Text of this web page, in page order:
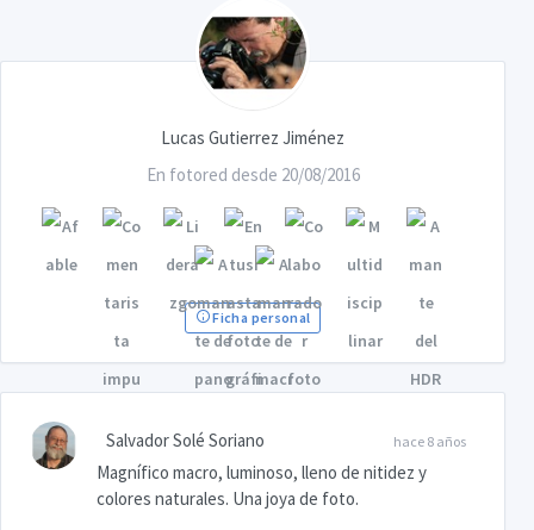
Lucas Gutierrez Jiménez
En fotored desde 20/08/2016
Ficha personal
hace 8 años
Salvador Solé Soriano
Magnífico macro, luminoso, lleno de nitidez y
colores naturales. Una joya de foto.